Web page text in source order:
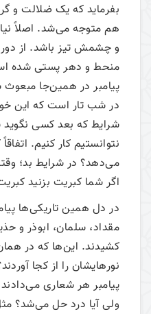
بفرماید که یک ضلالت و
هم متوجه می‌‌شد. اصلاً
و چشمش تیز باشد. از دور
منحط و دهر پستی شده
پیامبر در همین‌جا
در شب تار است که این
شرایط که بعد کسی نگوید
نتوانستیم کار کنیم.
می‌‌دهد؟ در شرایط بد؛
اگر شما کبریت بزنید
در دل همین تاریکی‌ها
مقداد، سلمان، ابوذر و
کشیدند. این‌ها که در
نورهایشان را از کجا
پیامبر هر شعاری می‌‌دادند
ولی آیا درد حل می‌‌شد؟